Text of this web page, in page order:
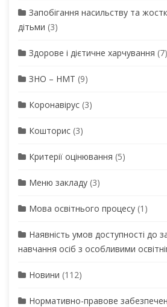
Запобігання насильству та
дітьми (3)
Здорове і дієтичне харчування (7)
ЗНО – НМТ (9)
Коронавірус (3)
Кошторис (3)
Критерії оцінювання (5)
Меню закладу (3)
Мова освітнього процесу (1)
Наявність умов доступності до
навчання осіб з особливими
Новини (112)
Нормативно-правове